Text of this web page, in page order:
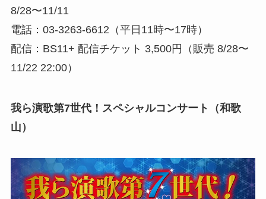
8/28〜11/11
電話：03-3263-6612（平日11時〜17時）
配信：BS11+ 配信チケット 3,500円（販売 8/28〜
11/22 22:00）
我ら演歌第7世代！スペシャルコンサート（和歌
山）